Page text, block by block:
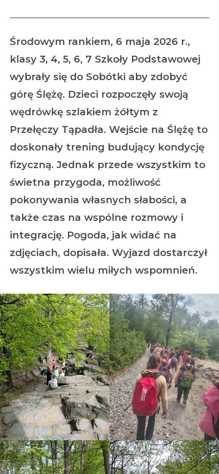
Środowym rankiem, 6 maja 2026 r.,
klasy 3, 4, 5, 6, 7 Szkoły Podstawowej
wybrały się do Sobótki aby zdobyć
górę Ślężę. Dzieci rozpoczęły swoją
wędrówkę szlakiem żółtym z
Przełęczy Tąpadła. Wejście na Ślężę to
doskonały trening budujący kondycję
fizyczną. Jednak przede wszystkim to
świetna przygoda, możliwość
pokonywania własnych słabości, a
także czas na wspólne rozmowy i
integrację. Pogoda, jak widać na
zdjęciach, dopisała. Wyjazd dostarczył
wszystkim wielu miłych wspomnień.